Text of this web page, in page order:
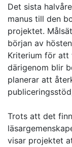
Det sista
manus till den
projektet.
början av
Kriterium för att
därigenom blir
planerar att
Trots att det
visar projektet